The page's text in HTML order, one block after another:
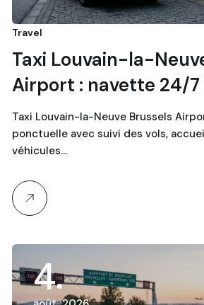
Travel
Taxi Louvain-la-
Airport : navette 24/
Taxi Louvain-la-Neuve Brussels
ponctuelle avec suivi des vols,
véhicules…
4